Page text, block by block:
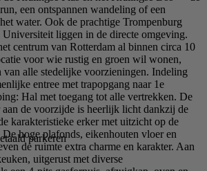
een ontspannen wandeling of een
water. Ook de prachtige Trompenburg
Universiteit liggen in de directe omgeving.
centrum van Rotterdam al binnen circa 10
voor wie rustig en groen wil wonen,
van alle stedelijke voorzieningen. Indeling
entree met trapopgang naar 1e
Hal met toegang tot alle vertrekken. De
de voorzijde is heerlijk licht dankzij de
karakteristieke erker met uitzicht op de
hoge plafonds, eikenhouten vloer en
de ruimte extra charme en karakter. Aan
uitgerust met diverse
parkeren